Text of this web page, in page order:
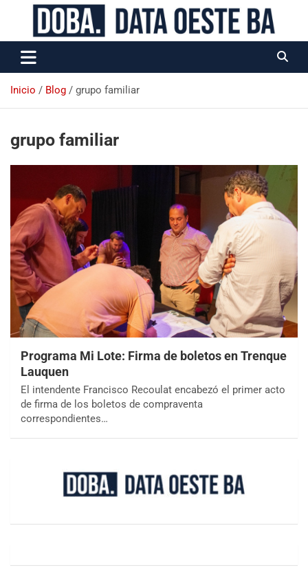
Data Oeste BA
Inicio Blog grupo familiar
grupo familiar
Programa Mi Lote: Firma de boletos en Trenque
Lauquen
El intendente Francisco Recoulat encabezó el primer acto
de firma de los boletos de compraventa
correspondientes…